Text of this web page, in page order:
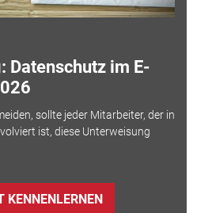
Datenschutz im E-
sollte jeder Mitarbeiter, der in
ist, diese Unterweisung
KENNENLERNEN